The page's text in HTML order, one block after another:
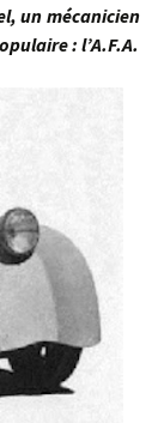
un mécanicien
: l’A.F.A.